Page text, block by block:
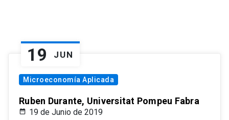
19 JUN
Microeconomía Aplicada
Ruben Durante, Universitat Pompeu Fabra
19 de Junio de 2019